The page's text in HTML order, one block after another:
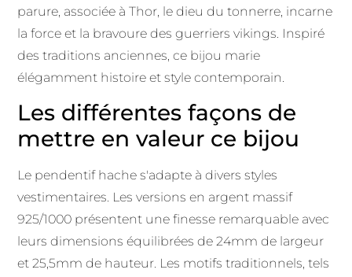
parure, associée à Thor, le dieu du tonnerre, incarne
la force et la bravoure des guerriers vikings. Inspiré
des traditions anciennes, ce bijou marie
élégamment histoire et style contemporain.
Les différentes façons de
mettre en valeur ce bijou
Le pendentif hache s'adapte à divers styles
vestimentaires. Les versions en argent massif
925/1000 présentent une finesse remarquable avec
leurs dimensions équilibrées de 24mm de largeur
et 25,5mm de hauteur. Les motifs traditionnels, tels